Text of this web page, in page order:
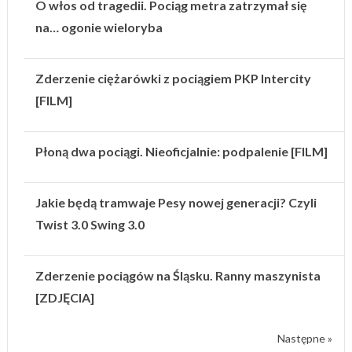
O włos od tragedii. Pociąg metra zatrzymał się
na… ogonie wieloryba
Zderzenie ciężarówki z pociągiem PKP Intercity
[FILM]
Płoną dwa pociągi. Nieoficjalnie: podpalenie [FILM]
Jakie będą tramwaje Pesy nowej generacji? Czyli
Twist 3.0 Swing 3.0
Zderzenie pociągów na Śląsku. Ranny maszynista
[ZDJĘCIA]
Następne »